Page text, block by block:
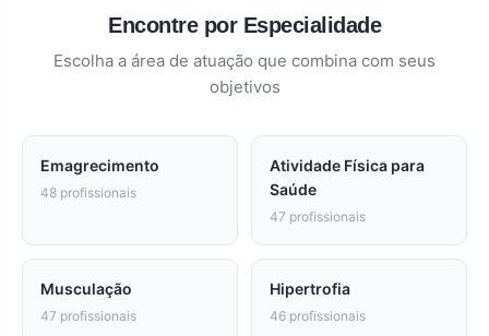
Encontre por Especialidade
Escolha a área de atuação que combina com seus
objetivos
Emagrecimento
48 profissionais
Atividade Física para
Saúde
47 profissionais
Musculação
47 profissionais
Hipertrofia
46 profissionais